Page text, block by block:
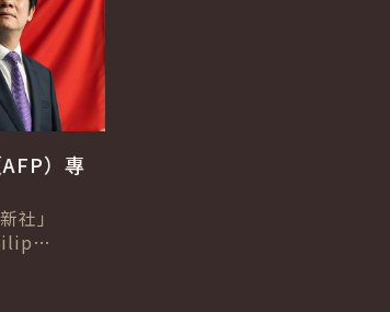
）專
社」